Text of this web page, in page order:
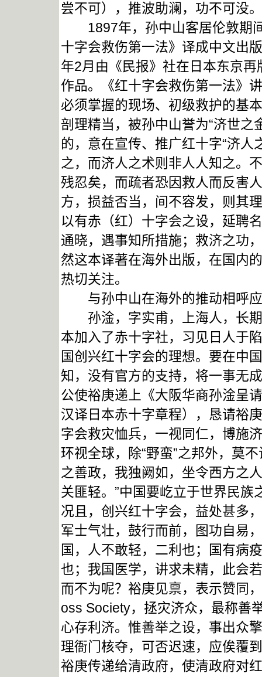
尝不可），推波助澜，功不可没。
1897年，孙中山客居伦敦期间
十字会救伤第一法》译成中文出
年2月由《民报》社在日本东京
作品。《红十字会救伤第一法》
必须掌握的现场、初级救护的基
剖理精当，被孙中山誉为“济世之
的，意在宣传、推广红十字“济人
之，而济人之术则非人人知之。
残忍矣，而疏者恐因救人而反害
方，损益否当，间不容发，则其
以有赤（红）十字会之设，延聘
通晓，遇事知所措施；救济之功
然这本译著在海外出版，在国内
热切关注。
与孙中山在海外的推动相呼应
孙淦，字实甫，上海人，长期
本加入了赤十字社，习见日人于
国创兴红十字会的理想。要在中
知，没有官方的支持，将一事无
公使裕庚递上《大阪华商孙淦呈
汉译日本赤十字章程），恳请裕
字会救灾恤兵，一视同仁，博施
环视全球，除“野蛮”之邦外，莫
之善政，我独阙如，坐令西方之
关匪轻。”中国要屹立于世界民
况且，创兴红十字会，益处甚多
军士气壮，鼓行而前，图功自易
国，人不敢轻，二利也；国有病
也；我国医学，讲求未精，此会
而不为呢？裕庚见禀，表示赞同
oss Society，拯灾济众，最称善
心存利济。惟善举之设，事出众
理衙门核夺，可否迟速，应俟覆
裕庚传递给清政府，使清政府对